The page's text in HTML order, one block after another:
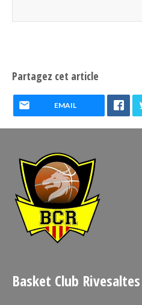
Partagez cet article
EMAIL
Basket Club Rivesaltes